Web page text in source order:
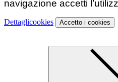
navigazione accetti
Dettaglicookies Accetto i cookies